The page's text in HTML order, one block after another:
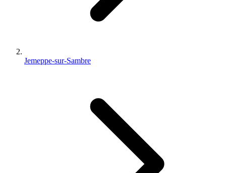
Jemeppe-sur-Sambre